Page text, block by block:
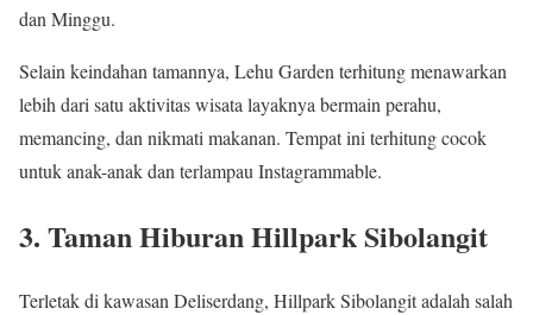
dan Minggu.
Selain keindahan tamannya, Lehu Garden terhitung menawarkan
lebih dari satu aktivitas wisata layaknya bermain perahu,
memancing, dan nikmati makanan. Tempat ini terhitung cocok
untuk anak-anak dan terlampau Instagrammable.
3. Taman Hiburan Hillpark Sibolangit
Terletak di kawasan Deliserdang, Hillpark Sibolangit adalah salah